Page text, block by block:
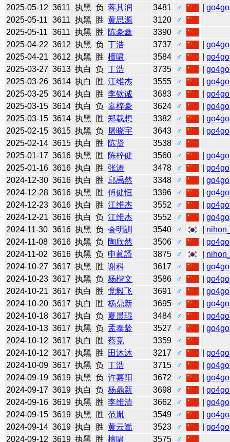
2025-05-12 3611 执黑 负 蒋其润 3481 ♂ |go4go
2025-05-11 3611 执黑 胜 黄思源 3120
♂
2025-05-11 3611 执黑 胜 陈豪鑫 3390
♂
2025-04-22 3612 执黑 负 丁浩 3737 ♂ |go4go
2025-04-21 3612 执黑 胜 檀啸 3584 ♂ |go4go
2025-03-27 3613 执白 负 丁浩 3735 ♂ |go4go
2025-03-26 3614 执白 胜 江维杰 3555 ♂ |go4go
2025-03-25 3614 执白 胜 李钦诚 3683 ♂ |go4go
2025-03-15 3614 执白 负 辜梓豪 3624 ♂ |go4go
2025-03-15 3614 执黑 胜 郑载想 3382 ♂ |go4go
2025-02-15 3615 执黑 负 屠晓宇 3643 ♂ |go4go
2025-02-14 3615 执白 胜 陈贤 3538
♂
2025-01-17 3616 执黑 胜 陈梓健 3560 ♂ |go4go
2025-01-16 3616 执白 胜 张涛 3478 ♂ |go4go
2024-12-30 3616 执白 胜 邱禹然 3348 ♂ |go4go
2024-12-28 3616 执黑 胜 傅健恒 3396 ♂ |go4go
2024-12-23 3616 执白 胜 江维杰 3552 ♂ |go4go
2024-12-21 3616 执白 负 江维杰 3552 ♂ |go4go
2024-11-30 3616 执黑 负 金明訓 3540 ♂
2024-11-08 3616 执黑 负 陶欣然 3506 ♂ |go4go
2024-11-02 3616 执黑 负 申眞諝 3875 ♂
2024-10-27 3617 执黑 胜 谢科 3617 ♂ |go4go
2024-10-23 3617 执黑 负 杨楷文 3586 ♂ |go4go
2024-10-21 3617 执白 胜 党毅飞 3691 ♂ |go4go
2024-10-20 3617 执白 胜 杨鼎新 3695 ♂ |go4go
2024-10-18 3617 执白 负 夏晨琨 3484 ♂ |go4go
2024-10-13 3617 执黑 负 孟泰龄 3527 ♂ |go4go
2024-10-12 3617 执白 胜 蔡竞 3359
♂
2024-10-12 3617 执黑 胜 田沐沐 3217 ♂ |go4go
2024-10-09 3617 执黑 负 丁浩 3715 ♂ |go4go
2024-09-19 3619 执黑 负 许嘉阳 3672 ♂ |go4go
2024-09-17 3619 执白 负 杨鼎新 3698 ♂ |go4go
2024-09-16 3619 执黑 胜 李维清 3662 ♂ |go4go
2024-09-15 3619 执黑 胜 范胤 3549 ♂ |go4go
2024-09-14 3619 执白 胜 黄云嵩 3523 ♂ |go4go
2024-09-12 3619 执黑 胜 檀啸 3575 ♂